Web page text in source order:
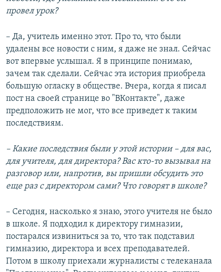
провел урок?
– Да, учитель именно этот. Про то, что были
удалены все новости с ним, я даже не знал. Сейчас
вот впервые услышал. Я в принципе понимаю,
зачем так сделали. Сейчас эта история приобрела
большую огласку в обществе. Вчера, когда я писал
пост на своей странице во "ВКонтакте", даже
предположить не мог, что все приведет к таким
последствиям.
– Какие последствия были у этой истории – для вас,
для учителя, для директора? Вас кто-то вызывал на
разговор или, напротив, вы пришли обсудить это
еще раз с директором сами? Что говорят в школе?
– Сегодня, насколько я знаю, этого учителя не было
в школе. Я подходил к директору гимназии,
постарался извиниться за то, что так подставил
гимназию, директора и всех преподавателей.
Потом в школу приехали журналисты с телеканала